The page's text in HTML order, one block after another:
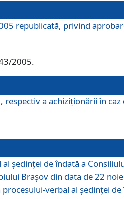
republicată, privind
2005.
a achiziționării în
şedinţei de îndată a
Braşov din data de 22
verbal al şedinţei